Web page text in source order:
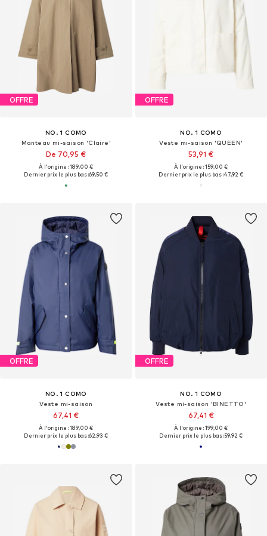
OFFRE
NO. 1 COMO
Manteau mi-saison 'Claire'
De 70,95 €
À l'origine : 189,00 €
Dernier prix le plus bas :69,50 €
OFFRE
NO. 1 COMO
Veste mi-saison 'QUEEN'
53,91 €
À l'origine : 159,00 €
Dernier prix le plus bas :47,92 €
OFFRE
NO. 1 COMO
Veste mi-saison
67,41 €
À l'origine : 189,00 €
Dernier prix le plus bas :62,93 €
OFFRE
NO. 1 COMO
Veste mi-saison 'BINETTO'
67,41 €
À l'origine : 199,00 €
Dernier prix le plus bas :59,92 €